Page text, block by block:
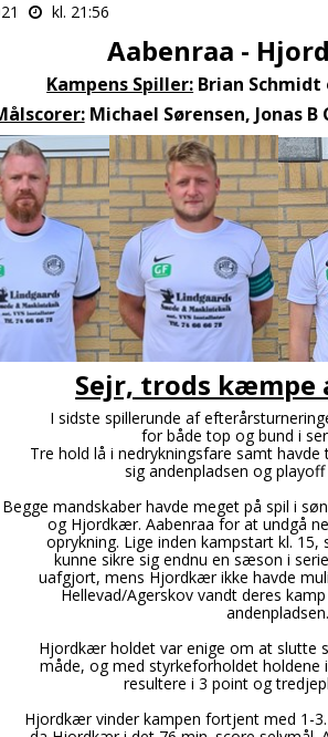
kl. 21:56
Aabenraa -
Kampens Spiller: Brian Schmidt
Michael Sørensen, Jonas
Sejr, trods
I sidste spillerunde af
for både top og bund i
Tre hold lå i nedrykningsfare samt
sig andenpladsen og
Begge mandskaber havde meget på spil i
og Hjordkær. Aabenraa for at undgå
oprykning. Lige inden kampstart kl.
kunne sikre sig endnu en sæson i
uafgjort, mens Hjordkær ikke havde
Hellevad/Agerskov vandt deres
andenpladsen.
Hjordkær holdet var enige om at slutte
måde, og med styrkeforholdet holdene
resultere i 3 point og
Hjordkær vinder kampen fortjent med 1-